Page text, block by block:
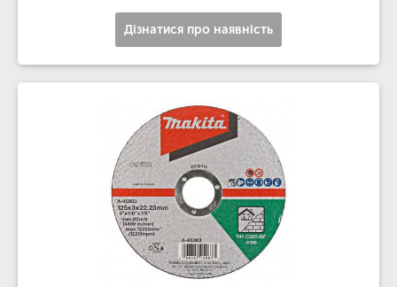
Дізнатися про наявність